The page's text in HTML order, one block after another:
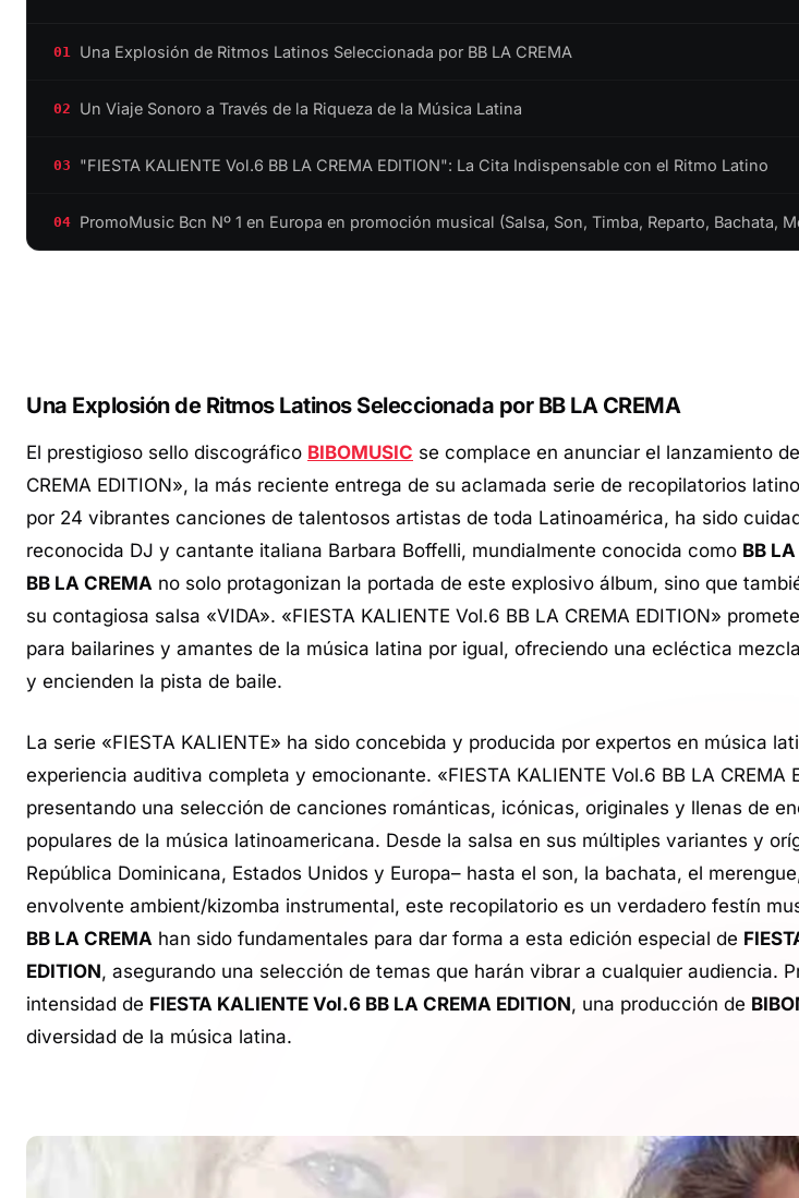
01 Una Explosión de Ritmos Latinos Seleccionada por BB LA CREMA
02 Un Viaje Sonoro a Través de la Riqueza de la Música Latina
03 "FIESTA KALIENTE Vol.6 BB LA CREMA EDITION": La Cita Indispensable con el Ritmo Latino
04 PromoMusic Bcn Nº 1 en Europa en promoción musical (Salsa, Son, Timba, Reparto, Bachata,
Una Explosión de Ritmos Latinos Seleccionada por BB LA CREMA
El prestigioso sello discográfico BIBOMUSIC se complace en anunciar el lanzamiento
CREMA EDITION», la más reciente entrega de su aclamada serie de recopilatorios
por 24 vibrantes canciones de talentosos artistas de toda Latinoamérica, ha sido
reconocida DJ y cantante italiana Barbara Boffelli, mundialmente conocida como BB
BB LA CREMA no solo protagonizan la portada de este explosivo álbum, sino que
su contagiosa salsa «VIDA». «FIESTA KALIENTE Vol.6 BB LA CREMA EDITION»
para bailarines y amantes de la música latina por igual, ofreciendo una ecléctica
y encienden la pista de baile.
La serie «FIESTA KALIENTE» ha sido concebida y producida por expertos en música
experiencia auditiva completa y emocionante. «FIESTA KALIENTE Vol.6 BB LA
presentando una selección de canciones románticas, icónicas, originales y llenas de
populares de la música latinoamericana. Desde la salsa en sus múltiples variantes y
República Dominicana, Estados Unidos y Europa– hasta el son, la bachata, el
envolvente ambient/kizomba instrumental, este recopilatorio es un verdadero festín
BB LA CREMA han sido fundamentales para dar forma a esta edición especial de
EDITION, asegurando una selección de temas que harán vibrar a cualquier audiencia.
intensidad de FIESTA KALIENTE Vol.6 BB LA CREMA EDITION, una producción de
diversidad de la música latina.